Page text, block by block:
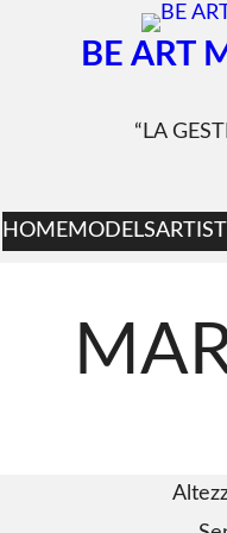
BE ART
“LA
HOMEMODELSARTISTI